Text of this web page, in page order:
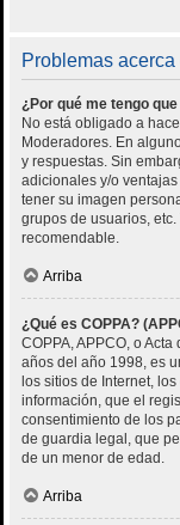
Problemas
¿Por qué me tengo
No está obligado a
Moderadores. En
y respuestas. Sin
adicionales y/o
tener su imagen
grupos de usuarios,
recomendable.
Arriba
¿Qué es COPPA?
COPPA, APPCO, o
años del año 1998, es
los sitios de Internet,
información, que el
consentimiento de los
de guardia legal, que
de un menor de edad.
Arriba